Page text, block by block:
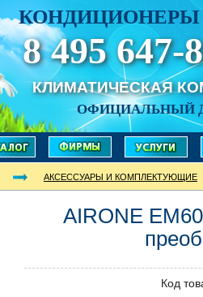
КОНДИЦИОНЕРЫ
8 495 647-
КЛИМАТИЧЕСКАЯ
ОФИЦИАЛЬНЫЙ
АКСЕССУАРЫ И КОМПЛЕКТУЮЩИЕ
AIRONE
Код